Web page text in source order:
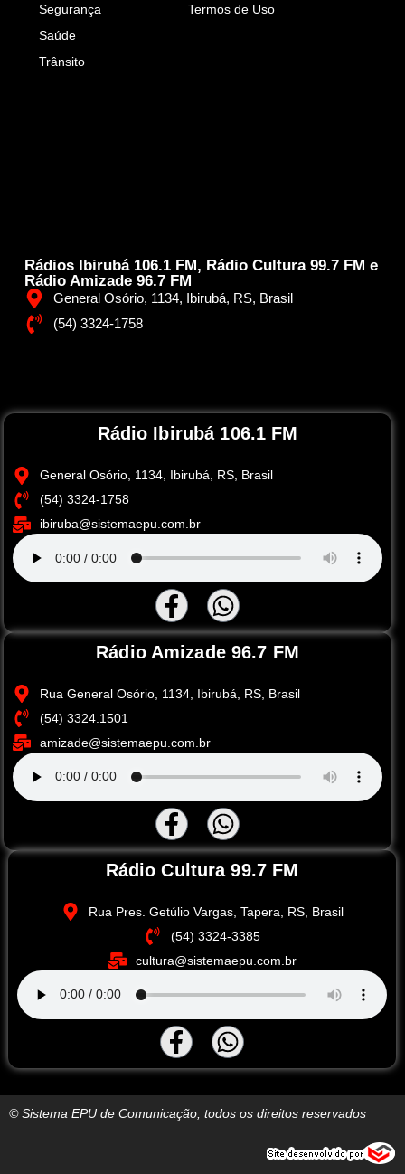
Rádios Ibirubá 106.1 FM, Rádio Cultura 99.7 FM e
Rádio Amizade 96.7 FM
General Osório, 1134, Ibirubá, RS, Brasil
(54) 3324-1758
Segurança
Saúde
Trânsito
Termos de Uso
Rádio Ibirubá 106.1 FM
General Osório, 1134, Ibirubá, RS, Brasil
(54) 3324-1758
ibiruba@sistemaepu.com.br
Rádio Amizade 96.7 FM
Rua General Osório, 1134, Ibirubá, RS, Brasil
(54) 3324.1501
amizade@sistemaepu.com.br
Rádio Cultura 99.7 FM
Rua Pres. Getúlio Vargas, Tapera, RS, Brasil
(54) 3324-3385
cultura@sistemaepu.com.br
© Sistema EPU de Comunicação, todos os direitos reservados